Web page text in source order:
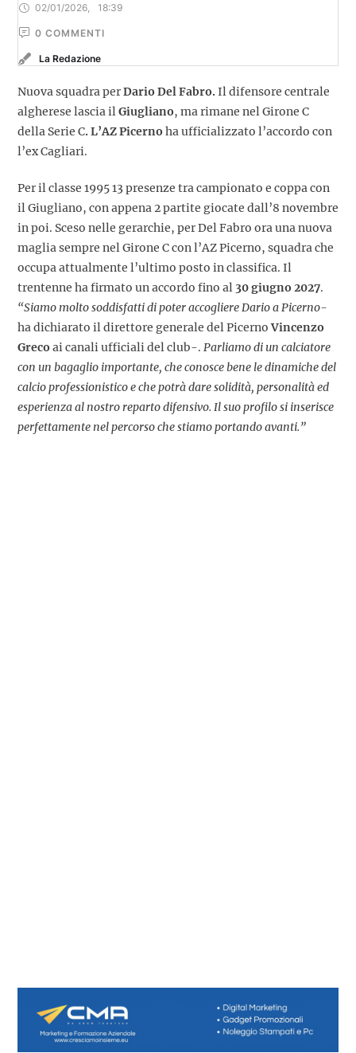
02/01/2026 18:39
0 COMMENTI
La Redazione
Nuova squadra perDario Del Fabro.Il difensore centrale
algherese lascia ilGiugliano, ma rimane nel Girone C
della Serie C. L’AZ Picerno ha ufficializzato l’accordo con
l’ex Cagliari.
Per il classe 1995 13 presenze tra campionato e coppa con
il Giugliano, con appena 2 partite giocate dall’8 novembre
in poi. Sceso nelle gerarchie, per Del Fabro ora una nuova
maglia sempre nel Girone C con l’AZ Picerno, squadra che
occupa attualmente l’ultimo posto in classifica. Il
trentenne ha firmato un accordo fino al 30 giugno 2027.
“Siamo molto soddisfatti di poter accogliere Dario a Picerno-
ha dichiarato il direttore generale del PicernoVincenzo
Greco ai canali ufficiali del club-. Parliamo di un calciatore
con un bagaglio importante, che conosce bene le dinamiche del
calcio professionistico e che potrà dare solidità, personalità ed
esperienza al nostro reparto difensivo. Il suo profilo si inserisce
perfettamente nel percorso che stiamo portando avanti.”